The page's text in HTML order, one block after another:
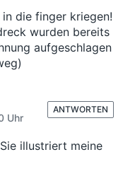
die finger kriegen!
wurden bereits
aufgeschlagen
Uhr
illustriert meine
ANTWORTEN